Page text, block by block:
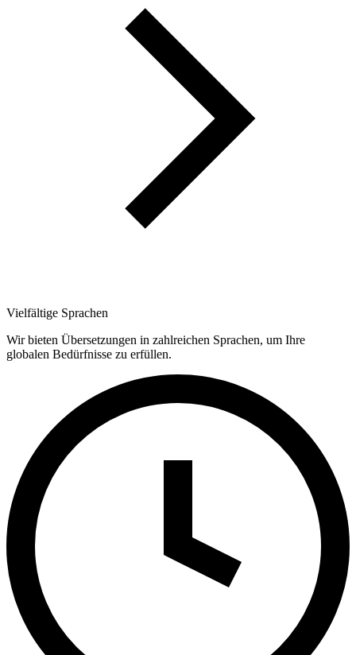
Vielfältige Sprachen
Wir bieten Übersetzungen in zahlreichen Sprachen, um Ihre
globalen Bedürfnisse zu erfüllen.